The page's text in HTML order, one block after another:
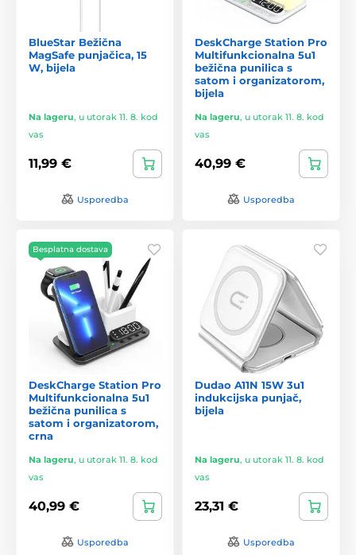
BlueStar Bežična
MagSafe punjačica, 15
W, bijela
Na lageru, u utorak 11. 8. kod
vas
11,99 €
Usporedba
DeskCharge Station Pro
Multifunkcionalna 5u1
bežična punilica s
satom i organizatorom,
bijela
Na lageru, u utorak 11. 8. kod
vas
40,99 €
Usporedba
Besplatna dostava
DeskCharge Station Pro
Multifunkcionalna 5u1
bežična punilica s
satom i organizatorom,
crna
Na lageru, u utorak 11. 8. kod
vas
40,99 €
Usporedba
Dudao A11N 15W 3u1
indukcijska punjač,
bijela
Na lageru, u utorak 11. 8. kod
vas
23,31 €
Usporedba